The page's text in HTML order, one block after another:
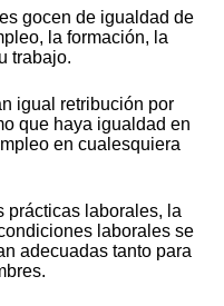
gocen de igualdad de
la formación, la
trabajo.
igual retribución por
que haya igualdad en
en cualesquiera
prácticas laborales, la
laborales se
adecuadas tanto para